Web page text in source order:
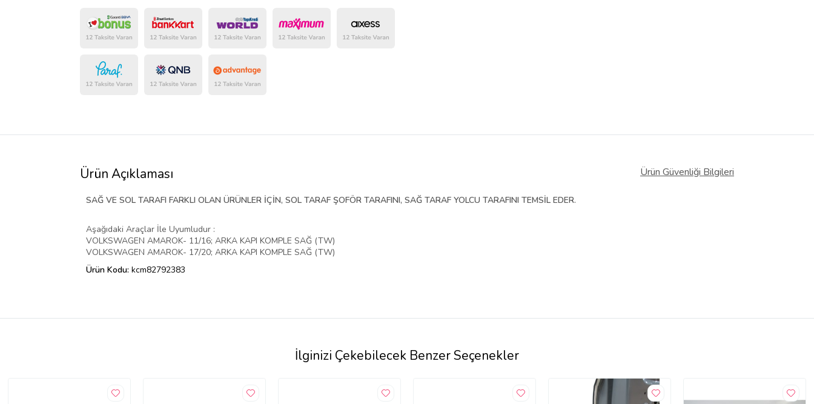
Ürün Açıklaması Ürün Güvenliği Bilgileri
SAĞ VE SOL TARAFI FARKLI OLAN ÜRÜNLER İÇİN, SOL TARAF ŞOFÖR TARAFINI, SAĞ TARAF YOLCU TARAFINI TEMSİL EDER.
Aşağıdaki Araçlar İle Uyumludur :
VOLKSWAGEN AMAROK- 11/16; ARKA KAPI KOMPLE SAĞ (TW)
VOLKSWAGEN AMAROK- 17/20; ARKA KAPI KOMPLE SAĞ (TW)
Ürün Kodu: kcm82792383
İlginizi Çekebilecek Benzer Seçenekler